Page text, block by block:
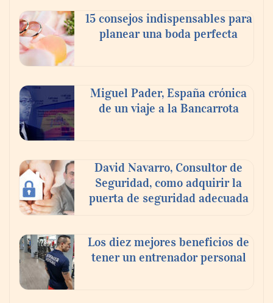
mundo elige para reunirse: 7 de cada 10 la
escogen
compromiso para el eclipse solar del 12 de
agosto
‘El ransomware se puede vencer. No
15 consejos indispensables para
planear una boda perfecta
Miguel Pader, España crónica
de un viaje a la Bancarrota
David Navarro, Consultor de
Seguridad, como adquirir la
puerta de seguridad adecuada
Los diez mejores beneficios de
tener un entrenador personal